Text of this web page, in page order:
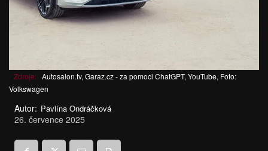
Zdroje: Autosalon.tv, Garaz.cz - za pomoci ChatGPT, YouTube, Foto:
Volkswagen
Autor: Pavlína Ondráčková
26. července 2025